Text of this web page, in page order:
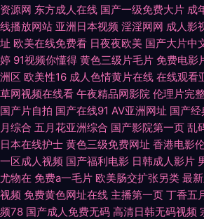
态 性爱C片 97超碰总站 浮力草草视频 精东黄色
91 伊人精品大香蕉 91熊猫tv网页 成人精品免费网
文字幕豆花 影音先锋国产性爱 aaa青青草网 国产
韩肏逼片网站 亚洲人妻中出 操操人人 黑丝制服91
中文字幕 在线中文字十页 AV操逼电影 国产精品
碰人人 午夜视频无码 97骚资源 国产91蜜臀人妻
资源网 东方成人在线 国产一级免费大片 成
线播放网站 亚洲日本视频 淫淫网网 成人影
址 欧美在线免费看 日夜夜欧美 国产大片中
婷 91视频你懂得 黄色三级片毛片 免费电影
洲区 欧美性16 成人色情黄片在线 在线观看
草网视频在线看 午夜精品网影院 伦理片完
国产片自拍 国产在线91 AV亚洲网址 国产
月综合 五月花亚洲综合 国产影院第一页 乱
日本在线护士 黄色三级免费网址 香港电影
一区成人视频 国产福利电影 日韩成人影片
尤物在 免费a一毛片 欧美肠交扩张另类 最
视频 免费黄色网址在线 主播第一页 丁香五
频78 国产成人免费无码 高清日韩无码视频